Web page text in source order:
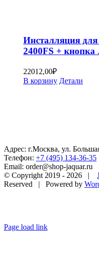
Инсталляция
2400FS + кнопка
22012,00₽
В корзину Детали
Адрес: г.Москва, ул.
Телефон: +7 (495) 134-36-35
Email: order@shop-jaquar.ru
© Copyright 2019 - 2026 |
Reserved | Powered by
Page load link